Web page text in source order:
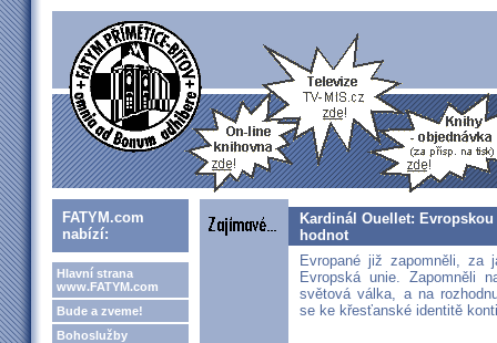
FATYM.com
nabízí:
Hlavní strana
www.FATYM.com
Bude a zveme!
Bohoslužby
Kardinál Ouellet:
hodnot
Evropané již zapomněli, za
Evropská unie. Zapomněli
světová válka, a na
se ke křesťanské identitě